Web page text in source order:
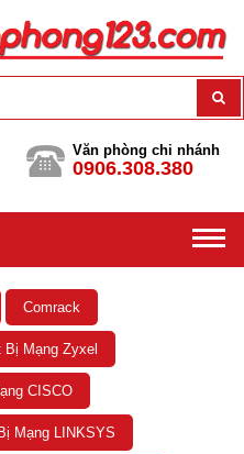
Văn phòng chi nhánh
0906.308.380
Comrack
Bị Mạng Zyxel
CISCO
Bị Mạng LINKSYS